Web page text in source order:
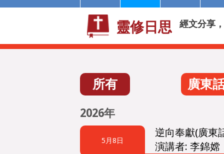
靈修日思 經文分享
所有 廣東
2026年
5月8日
逆向奉獻(廣東
演講者: 李錦嫦